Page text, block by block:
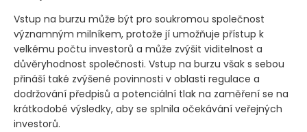
Vstup na burzu může být pro soukromou společnost
významným milníkem, protože jí umožňuje přístup k
velkému počtu investorů a může zvýšit viditelnost a
důvěryhodnost společnosti. Vstup na burzu však s sebou
přináší také zvýšené povinnosti v oblasti regulace a
dodržování předpisů a potenciální tlak na zaměření se na
krátkodobé výsledky, aby se splnila očekávání veřejných
investorů.